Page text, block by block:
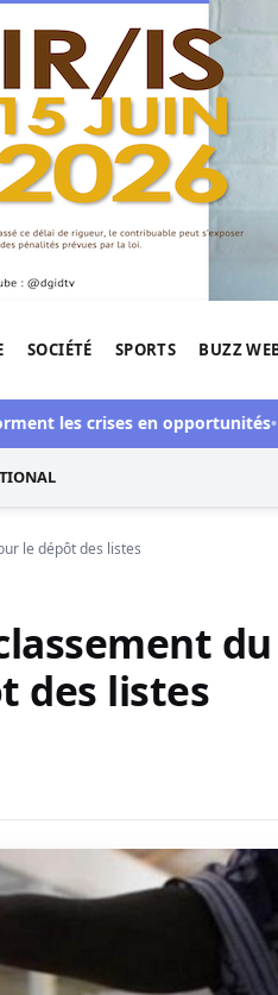
SOCIÉTÉ SPORTS BUZZ
crises en opportunités
le dépôt des listes
du
des listes